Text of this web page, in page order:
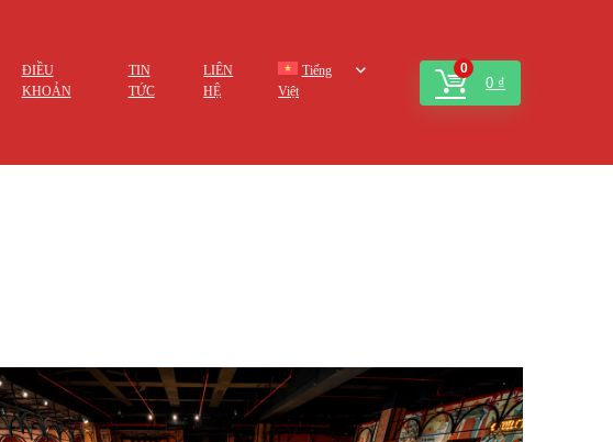
ĐIỀU
KHOẢN
TIN
TỨC
LIÊN
HỆ
Tiếng
Việt
0
0 ₫